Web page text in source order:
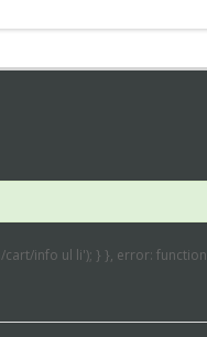
info ul li'); } }, error: